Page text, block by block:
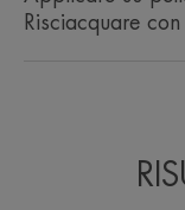
Risciacquare